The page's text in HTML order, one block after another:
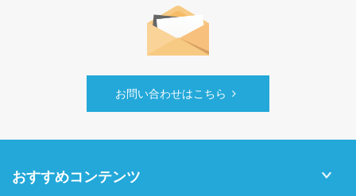
お問い合わせはこちら
おすすめコンテンツ